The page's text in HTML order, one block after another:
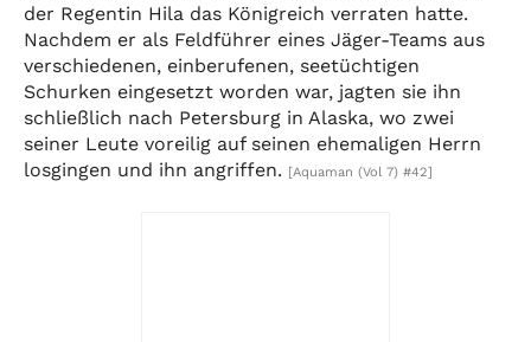
der Regentin Hila das Königreich verraten hatte.
Nachdem er als Feldführer eines Jäger-Teams aus
verschiedenen, einberufenen, seetüchtigen
Schurken eingesetzt worden war, jagten sie ihn
schließlich nach Petersburg in Alaska, wo zwei
seiner Leute voreilig auf seinen ehemaligen Herrn
losgingen und ihn angriffen. [Aquaman (Vol 7) #42]